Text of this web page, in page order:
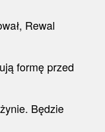
Rewal
formę przed
Będzie